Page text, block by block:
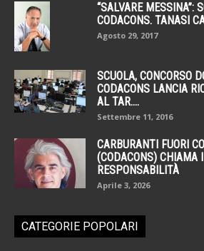
“SALVARE MESSINA”:
CODACONS. TANASI
Agosto 29, 2017
SCUOLA, CONCORSO
CODACONS LANCIA
AL TAR....
Settembre 11, 2016
CARBURANTI FUORI
(CODACONS) CHIAMA
RESPONSABILITÀ
Aprile 3, 2026
CATEGORIE POPOLARI